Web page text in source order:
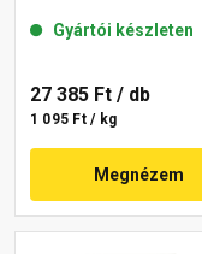
15-E 25 kg
Gyártói készleten
27 385 Ft / db
1 095 Ft / kg
Megnézem